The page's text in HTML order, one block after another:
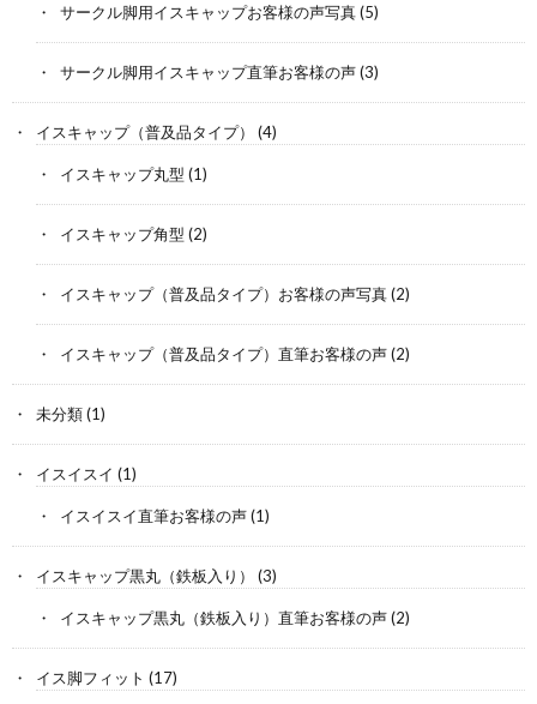
サークル脚用イスキャップお客様の声写真(5)
サークル脚用イスキャップ直筆お客様の声(3)
イスキャップ（普及品タイプ） (4)
イスキャップ丸型 (1)
イスキャップ角型 (2)
イスキャップ（普及品タイプ）お客様の声写真(2)
イスキャップ（普及品タイプ）直筆お客様の声(2)
未分類(1)
イスイスイ (1)
イスイスイ直筆お客様の声(1)
イスキャップ黒丸（鉄板入り） (3)
イスキャップ黒丸（鉄板入り）直筆お客様の声(2)
イス脚フィット (17)